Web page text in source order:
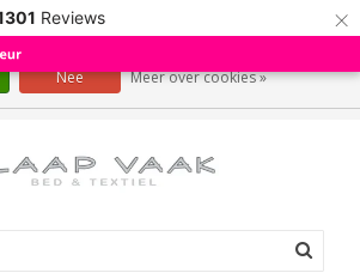
Reviews ×
onze website te verbeteren. Is dat akkoord?
Nee Meer over cookies »